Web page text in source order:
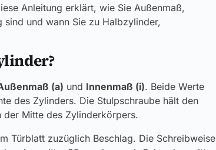
Anleitung erklärt, wie Sie Außenmaß,
sind und wann Sie zu Halbzylinder,
(a) und Innenmaß (i). Beide Werte
des Zylinders. Die Stulpschraube hält den
der Mitte des Zylinderkörpers.
Türblatt zuzüglich Beschlag. Die Schreibweise